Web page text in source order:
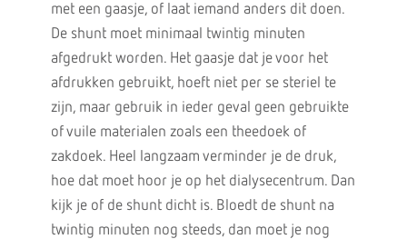
met een gaasje, of laat iemand anders dit doen.
De shunt moet minimaal twintig minuten
afgedrukt worden. Het gaasje dat je voor het
afdrukken gebruikt, hoeft niet per se steriel te
zijn, maar gebruik in ieder geval geen gebruikte
of vuile materialen zoals een theedoek of
zakdoek. Heel langzaam verminder je de druk,
hoe dat moet hoor je op het dialysecentrum. Dan
kijk je of de shunt dicht is. Bloedt de shunt na
twintig minuten nog steeds, dan moet je nog